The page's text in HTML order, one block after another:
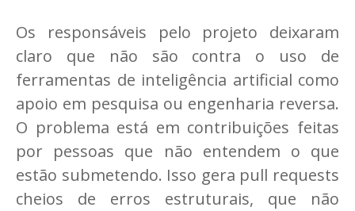
Os responsáveis pelo projeto deixaram
claro que não são contra o uso de
ferramentas de inteligência artificial como
apoio em pesquisa ou engenharia reversa.
O problema está em contribuições feitas
por pessoas que não entendem o que
estão submetendo. Isso gera pull requests
cheios de erros estruturais, que não